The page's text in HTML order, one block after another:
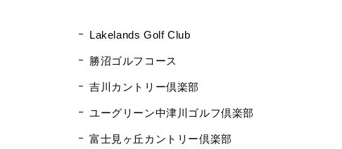
Lakelands Golf Club
勝沼ゴルフコース
吉川カントリー倶楽部
ユーグリーン中津川ゴルフ倶楽部
富士見ヶ丘カントリー倶楽部